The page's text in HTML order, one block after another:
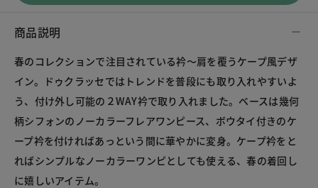
商品説明
春のコレクションで注目されている衿～肩を覆うケープ風デザ
イン。ドゥクラッセではトレンドを普段にも取り入れやすいよ
う、付け外し可能の２WAY衿で取り入れました。ベースは幾何
柄シフォンのノーカラーフレアワンピース、ボウタイ付きのケ
ープ衿を付ければあっという間に華やかに変身。ケープ衿をと
ればシンプルなノーカラーワンピとしても使える、春の着回し
に嬉しいアイテム。